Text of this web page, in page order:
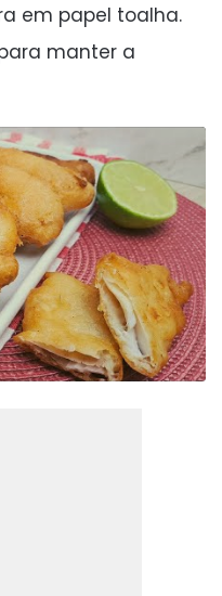
em papel toalha.
manter a